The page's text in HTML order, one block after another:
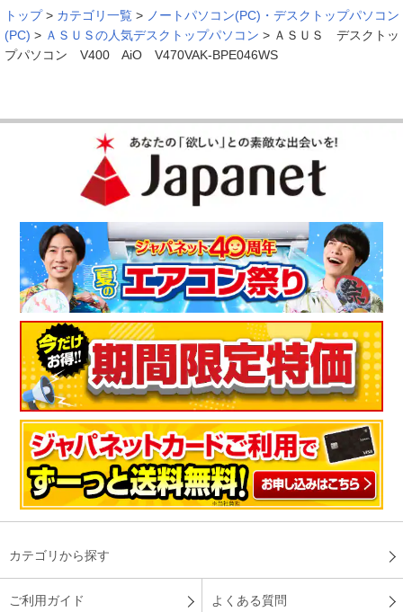
トップ > カテゴリ一覧 > ノートパソコン(PC)・デスクトップパソコン
(PC) > ＡＳＵＳの人気デスクトップパソコン > ＡＳＵＳ デスクトッ
プパソコン V400 AiO V470VAK-BPE046WS
カテゴリから探す
ご利用ガイド よくある質問